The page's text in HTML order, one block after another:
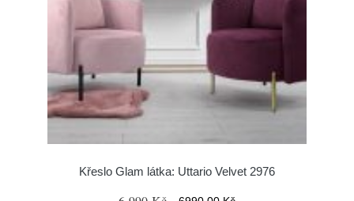
Křeslo Glam látka: Uttario Velvet 2976